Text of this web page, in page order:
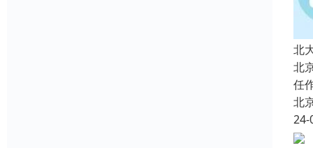
北
北
任
北
24-